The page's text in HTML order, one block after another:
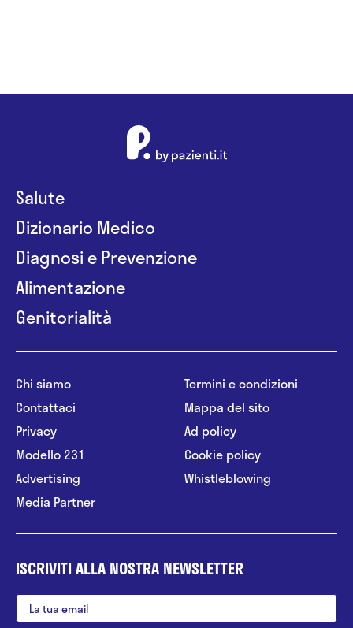
Salute
Dizionario Medico
Diagnosi e Prevenzione
Alimentazione
Genitorialità
Chi siamo
Contattaci
Privacy
Modello 231
Advertising
Media Partner
Termini e condizioni
Mappa del sito
Ad policy
Cookie policy
Whistleblowing
ISCRIVITI ALLA NOSTRA NEWSLETTER